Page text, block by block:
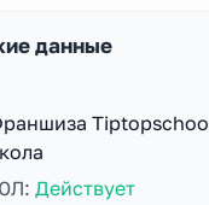
данные
Действует